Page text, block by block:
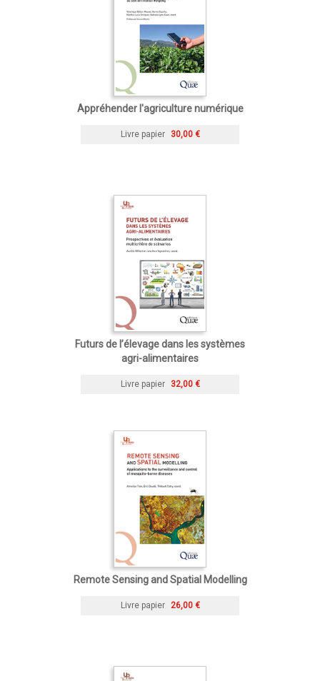
Appréhender l'agriculture numérique
Livre papier 30,00 €
Futurs de l’élevage dans les systèmes
agri-alimentaires
Livre papier 32,00 €
Remote Sensing and Spatial Modelling
Livre papier 26,00 €